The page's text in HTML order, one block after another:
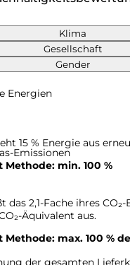
Klima
Gesellschaft
Gender
Energien
15 % Energie aus
min. 100 %
Emissionen
das 2,1-Fache ihres
Äquivalent aus.
max. 100 %
der gesamten